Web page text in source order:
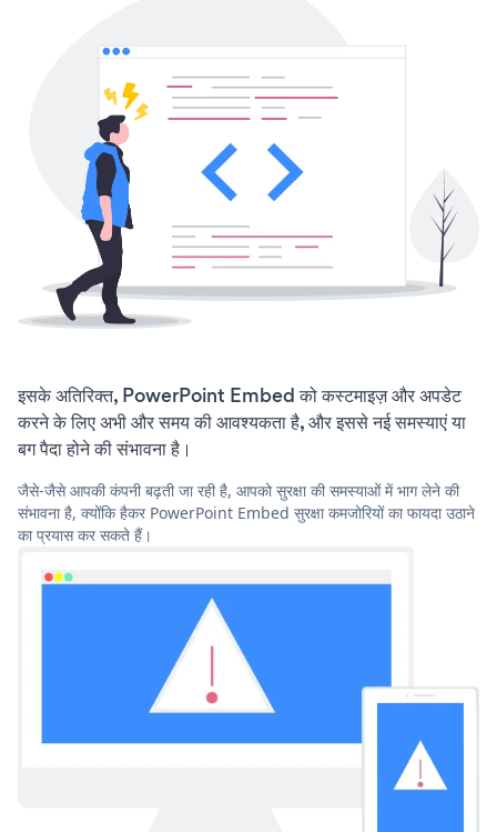
इसके अतिरिक्त, PowerPoint Embed को कस्टमाइज़ और अपडेट
करने के लिए अभी और समय की आवश्यकता है, और इससे नई समस्याएं या
बग पैदा होने की संभावना है।
जैसे-जैसे आपकी कंपनी बढ़ती जा रही है, आपको सुरक्षा की समस्याओं में भाग लेने की
संभावना है, क्योंकि हैकर PowerPoint Embed सुरक्षा कमजोरियों का फायदा उठाने
का प्रयास कर सकते हैं।